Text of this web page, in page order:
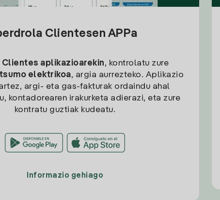
Clientesen APPa
Clientes aplikazioarekin, kontrolatu zure
elektrikoa, argia aurrezteko. Aplikazio
argi- eta gas-fakturak ordaindu ahal
kontadorearen irakurketa adierazi, eta zure
kontratu guztiak kudeatu.
Informazio gehiago